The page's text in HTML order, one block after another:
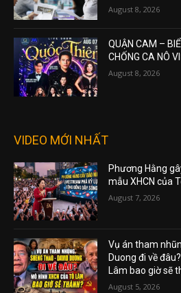
August 8, 2026
QUẬN CAM –
CHỐNG CA NÔ
August 8, 2026
VIDEO MỚI NHẤT
Phương Hằng
mẫu XHCN của
August 7, 2026
Vụ án tham
Duong đi về
Lâm bao giờ sẽ
August 5, 2026